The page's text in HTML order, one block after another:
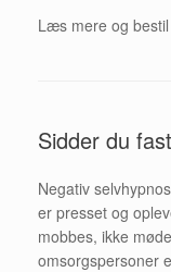
Læs mere og
Sidder du
Negativ
er presset og
mobbes, ikke
omsorgspersoner